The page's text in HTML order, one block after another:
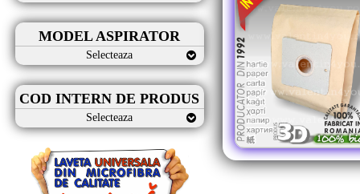
MODEL ASPIRATOR
Selecteaza
COD INTERN DE PRODUS
Selecteaza